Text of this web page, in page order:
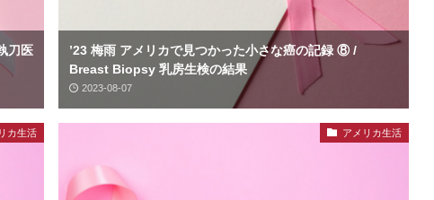
刀医
’23 梅雨 アメリカで見つかった小さな癌の記録 ⑧ /
Breast Biopsy 乳房生検の結果
2023-08-07
カ生活 アメリカ生活